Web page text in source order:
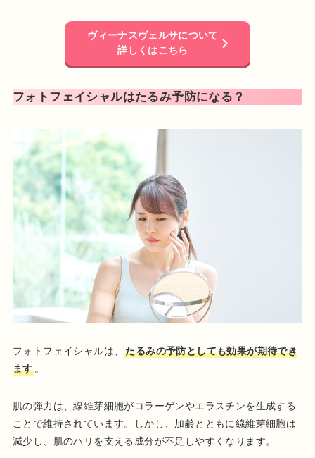
ヴィーナスヴェルサについて
詳しくはこちら
フォトフェイシャルはたるみ予防になる？
フォトフェイシャルは、たるみの予防としても効果が期待でき
ます。
肌の弾力は、線維芽細胞がコラーゲンやエラスチンを生成する
ことで維持されています。しかし、加齢とともに線維芽細胞は
減少し、肌のハリを支える成分が不足しやすくなります。